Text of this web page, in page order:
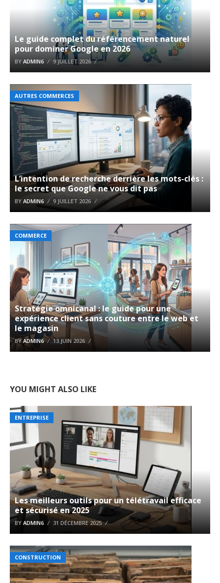
Le guide complet du référencement naturel
pour dominer Google en 2026
BY ADMIN6 9 JUILLET 2026
AUTRES COMMERCES
L’intention de recherche derrière les mots-clés :
le secret que Google ne vous dit pas
BY ADMIN6 9 JUILLET 2026
COMMERCE
Stratégie omnicanal : le guide pour une
expérience client sans couture entre le web et
le magasin
BY ADMIN6 13 JUIN 2026
YOU MIGHT ALSO LIKE
ENTREPRISE
Les meilleurs outils pour un télétravail efficace
et sécurisé en 2025
BY ADMIN6 31 DÉCEMBRE 2025
CONSTRUCTION